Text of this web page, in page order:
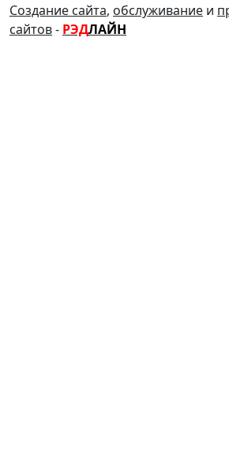
Создание сайта, обслуживание и
сайтов- РЭДЛАЙН